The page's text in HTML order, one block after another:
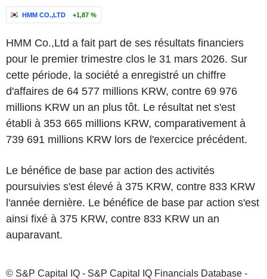
HMM CO.,LTD +1,87 %
HMM Co.,Ltd a fait part de ses résultats financiers
pour le premier trimestre clos le 31 mars 2026. Sur
cette période, la société a enregistré un chiffre
d'affaires de 64 577 millions KRW, contre 69 976
millions KRW un an plus tôt. Le résultat net s'est
établi à 353 665 millions KRW, comparativement à
739 691 millions KRW lors de l'exercice précédent.
Le bénéfice de base par action des activités
poursuivies s'est élevé à 375 KRW, contre 833 KRW
l'année dernière. Le bénéfice de base par action s'est
ainsi fixé à 375 KRW, contre 833 KRW un an
auparavant.
© S&P Capital IQ - S&P Capital IQ Financials Database -